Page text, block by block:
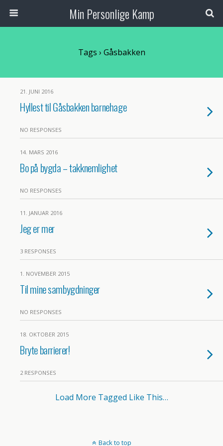
Min Personlige Kamp
Tags › Gåsbakken
21. JUNI 2016
Hyllest til Gåsbakken barnehage
NO RESPONSES
14. MARS 2016
Bo på bygda – takknemlighet
NO RESPONSES
11. JANUAR 2016
Jeg er mer
3 RESPONSES
1. NOVEMBER 2015
Til mine sambygdninger
NO RESPONSES
18. OKTOBER 2015
Bryte barrierer!
2 RESPONSES
Load More Tagged Like This…
Back to top